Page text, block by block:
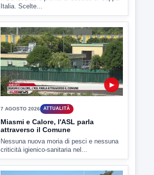
7 AGOSTO 2026 ATTUALITÀ
Miasmi e Calore, l'ASL parla
attraverso il Comune
Nessuna nuova moria di pesci e nessuna
criticità igienico-sanitaria nel...